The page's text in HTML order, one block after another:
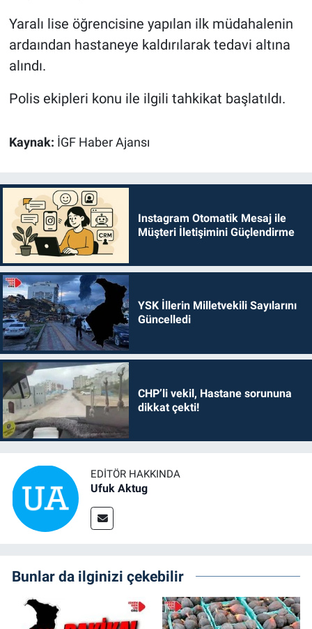
Yaralı lise öğrencisine yapılan ilk müdahalenin
ardaından hastaneye kaldırılarak tedavi altına
alındı.
Polis ekipleri konu ile ilgili tahkikat başlatıldı.
Kaynak: İGF Haber Ajansı
Instagram Otomatik Mesaj ile
Müşteri İletişimini Güçlendirme
YSK İllerin Milletvekili Sayılarını
Güncelledi
CHP’li vekil, Hastane sorununa
dikkat çekti!
EDITÖR HAKKINDA
Ufuk Aktug
Bunlar da ilginizi çekebilir